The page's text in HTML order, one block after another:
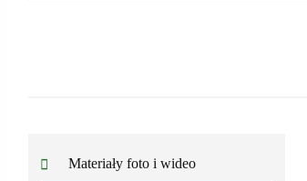
Materiały foto i wideo